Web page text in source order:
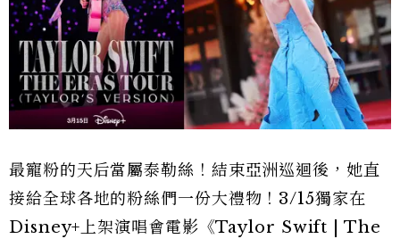
最寵粉的天后當屬泰勒絲！結束亞洲巡迴後，她直
接給全球各地的粉絲們一份大禮物！3/15獨家在
Disney+上架演唱會電影《Taylor Swift | The